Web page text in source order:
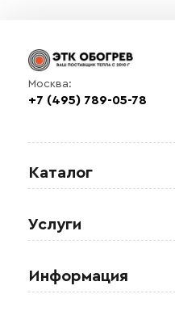
Москва:
+7 (495) 789-05-78
Каталог
Регулирующая аппаратура
Услуги
Информация